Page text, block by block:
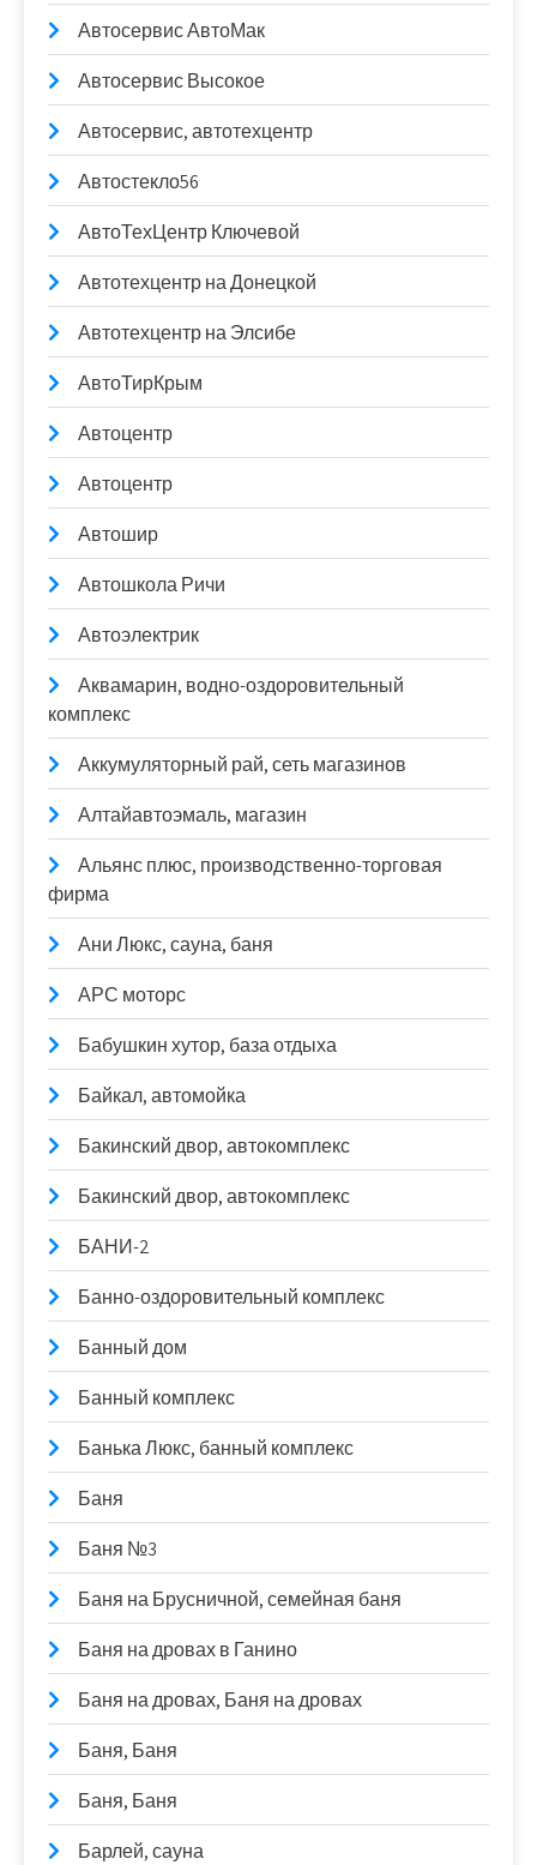
Автосервис АвтоМак
Автосервис Высокое
Автосервис, автотехцентр
Автостекло56
АвтоТехЦентр Ключевой
Автотехцентр на Донецкой
Автотехцентр на Элсибе
АвтоТирКрым
Автоцентр
Автоцентр
Автошир
Автошкола Ричи
Автоэлектрик
Аквамарин, водно-оздоровительный
комплекс
Аккумуляторный рай, сеть магазинов
Алтайавтоэмаль, магазин
Альянс плюс, производственно-торговая
фирма
Ани Люкс, сауна, баня
АРС моторс
Бабушкин хутор, база отдыха
Байкал, автомойка
Бакинский двор, автокомплекс
Бакинский двор, автокомплекс
БАНИ-2
Банно-оздоровительный комплекс
Банный дом
Банный комплекс
Банька Люкс, банный комплекс
Баня
Баня №3
Баня на Брусничной, семейная баня
Баня на дровах в Ганино
Баня на дровах, Баня на дровах
Баня, Баня
Баня, Баня
Барлей, сауна